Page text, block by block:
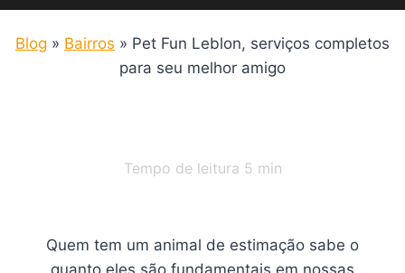
Blog » Bairros » Pet Fun Leblon, serviços completos
para seu melhor amigo
Tempo de leitura 5 min
Quem tem um animal de estimação sabe o
quanto eles são fundamentais em nossas